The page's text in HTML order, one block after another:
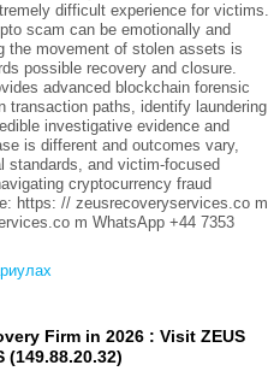
difficult experience for victims.
scam can be emotionally and
the movement of stolen assets is
possible recovery and closure.
advanced blockchain forensic
transaction paths, identify laundering
investigative evidence and
is different and outcomes vary,
standards, and victim-focused
cryptocurrency fraud
https: // zeusrecoveryservices.co m
m WhatsApp +44 7353
Firm in 2026 : Visit ZEUS
(149.88.20.32)